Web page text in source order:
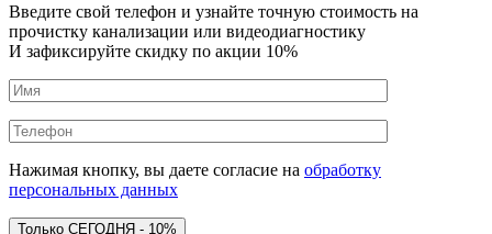
Введите свой телефон и узнайте точную стоимость на
прочистку канализации или видеодиагностику
И зафиксируйте скидку по акции 10%
Нажимая кнопку, вы даете согласие на обработку
персональных данных